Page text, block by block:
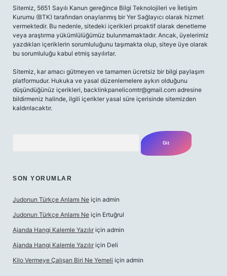
Sitemiz, 5651 Sayılı Kanun gereğince Bilgi Teknolojileri ve İletişim
Kurumu (BTK) tarafından onaylanmış bir Yer Sağlayıcı olarak hizmet
vermektedir. Bu nedenle, sitedeki içerikleri proaktif olarak denetleme
veya araştırma yükümlülüğümüz bulunmamaktadır. Ancak, üyelerimiz
yazdıkları içeriklerin sorumluluğunu taşımakta olup, siteye üye olarak
bu sorumluluğu kabul etmiş sayılırlar.
Sitemiz, kar amacı gütmeyen ve tamamen ücretsiz bir bilgi paylaşım
platformudur. Hukuka ve yasal düzenlemelere aykırı olduğunu
düşündüğünüz içerikleri, backlinkpanelicomtr@gmail.com adresine
bildirmeniz halinde, ilgili içerikler yasal süre içerisinde sitemizden
kaldırılacaktır.
SON YORUMLAR
Judonun Türkçe Anlamı Ne için admin
Judonun Türkçe Anlamı Ne için Ertuğrul
Ajanda Hangi Kalemle Yazılır için admin
Ajanda Hangi Kalemle Yazılır için Deli
Kilo Vermeye Çalışan Biri Ne Yemeli için admin